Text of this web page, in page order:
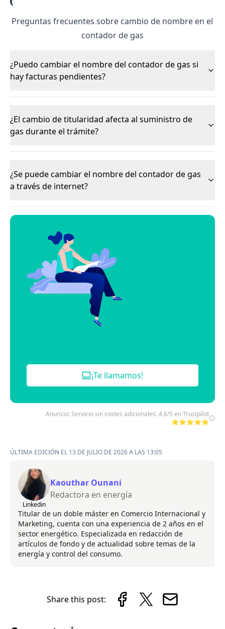
Preguntas frecuentes sobre cambio de nombre en el
contador de gas
¿Puedo cambiar el nombre del contador de gas si
hay facturas pendientes?
¿El cambio de titularidad afecta al suministro de
gas durante el trámite?
¿Se puede cambiar el nombre del contador de gas
a través de internet?
¡Te llamamos!
Anuncio: Servicio sin costes adicionales. 4,6/5 en Trustpilot
⭐⭐⭐⭐⭐
ÚLTIMA EDICIÓN EL 13 DE JULIO DE 2026 A LAS 13:05
Linkedin
Kaouthar Ounani
Redactora en energía
Titular de un doble máster en Comercio Internacional y
Marketing, cuenta con una experiencia de 2 años en el
sector energético. Especializada en redacción de
artículos de fondo y de actualidad sobre temas de la
energía y control del consumo.
Share this post: